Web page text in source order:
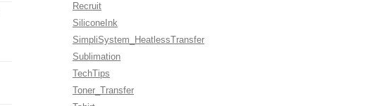
Recruit
SiliconeInk
SimpliSystem_HeatlessTransfer
Sublimation
TechTips
Toner_Transfer